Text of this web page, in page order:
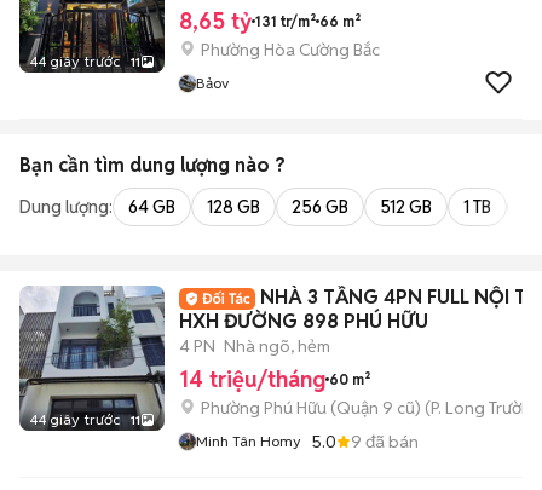
44 giây trước 11
8,65 tỷ 131 tr/m² 66 m²
Phường Hòa Cường Bắc
Bảov
Bạn cần tìm dung lượng nào ?
Dung lượng: 64 GB 128 GB 256 GB 512 GB 1 TB
44 giây trước 11
NHÀ 3 TẦNG 4PN FULL NỘI
HXH ĐƯỜNG 898 PHÚ HỮU
4 PN Nhà ngõ, hẻm
14 triệu/tháng 60 m²
Phường Phú Hữu (Quận 9 cũ) (P. Long Trường
Minh Tân Homy 5.0 9 đã bán